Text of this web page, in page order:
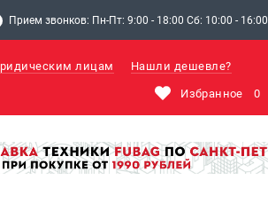
Прием звонков: Пн-Пт: 9:00 - 18:00 Сб: 10:00 - 16:00
лицам Нашли дешевле?
Избранное 0